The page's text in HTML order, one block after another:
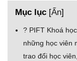
Mục lục [Ẩn]
? PIFT Khoá
những học viên
trao đổi học